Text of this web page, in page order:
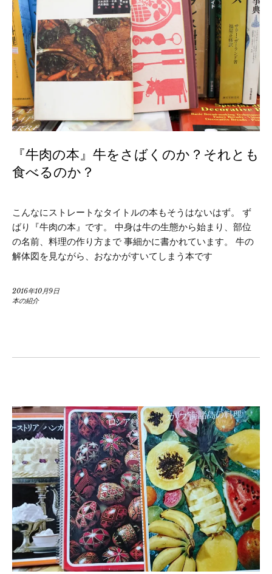
『牛肉の本』牛をさばくのか？それとも
食べるのか？
こんなにストレートなタイトルの本もそうはないはず。 ず
ばり『牛肉の本』です。 中身は牛の生態から始まり、部位
の名前、料理の作り方まで 事細かに書かれています。 牛の
解体図を見ながら、おなかがすいてしまう本です
2016年10月9日
本の紹介